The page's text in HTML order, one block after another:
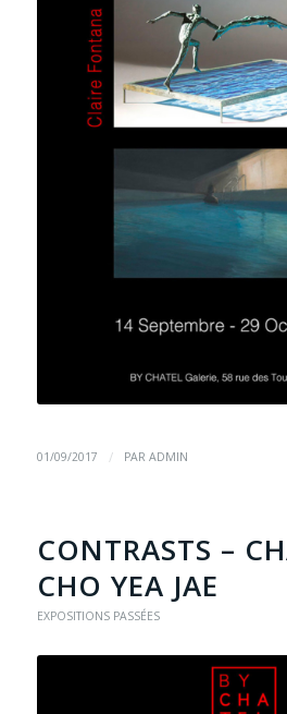
01/09/2017 / PAR ADMIN
CONTRASTS –
CHO YEA JAE
EXPOSITIONS PASSÉES